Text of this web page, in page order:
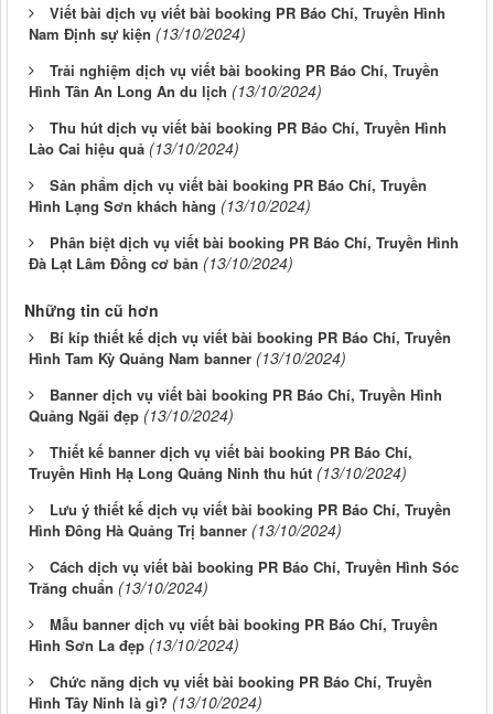
Viết bài dịch vụ viết bài booking PR Báo Chí, Truyền Hình
Nam Định sự kiện (13/10/2024)
Trải nghiệm dịch vụ viết bài booking PR Báo Chí, Truyền
Hình Tân An Long An du lịch (13/10/2024)
Thu hút dịch vụ viết bài booking PR Báo Chí, Truyền Hình
Lào Cai hiệu quả (13/10/2024)
Sản phẩm dịch vụ viết bài booking PR Báo Chí, Truyền
Hình Lạng Sơn khách hàng (13/10/2024)
Phân biệt dịch vụ viết bài booking PR Báo Chí, Truyền Hình
Đà Lạt Lâm Đồng cơ bản (13/10/2024)
Những tin cũ hơn
Bí kíp thiết kế dịch vụ viết bài booking PR Báo Chí, Truyền
Hình Tam Kỳ Quảng Nam banner (13/10/2024)
Banner dịch vụ viết bài booking PR Báo Chí, Truyền Hình
Quảng Ngãi đẹp (13/10/2024)
Thiết kế banner dịch vụ viết bài booking PR Báo Chí,
Truyền Hình Hạ Long Quảng Ninh thu hút (13/10/2024)
Lưu ý thiết kế dịch vụ viết bài booking PR Báo Chí, Truyền
Hình Đông Hà Quảng Trị banner (13/10/2024)
Cách dịch vụ viết bài booking PR Báo Chí, Truyền Hình Sóc
Trăng chuẩn (13/10/2024)
Mẫu banner dịch vụ viết bài booking PR Báo Chí, Truyền
Hình Sơn La đẹp (13/10/2024)
Chức năng dịch vụ viết bài booking PR Báo Chí, Truyền
Hình Tây Ninh là gì? (13/10/2024)